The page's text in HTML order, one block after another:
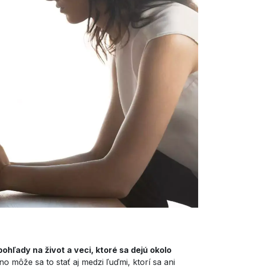
na život a veci, ktoré sa dejú okolo
môže sa to stať aj medzi ľuďmi, ktorí sa ani